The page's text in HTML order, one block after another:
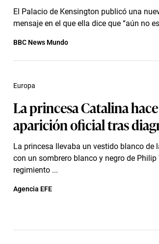
El Palacio de Kensington publicó una
mensaje en el que ella dice que “aún no
BBC News Mundo
La princesa Catalina
aparición oficial tras
La princesa llevaba un vestido blanco de
con un sombrero blanco y negro de Philip
regimiento ...
Europa
Agencia EFE